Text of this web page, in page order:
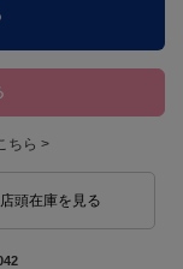
ちら >
店頭在庫を見る